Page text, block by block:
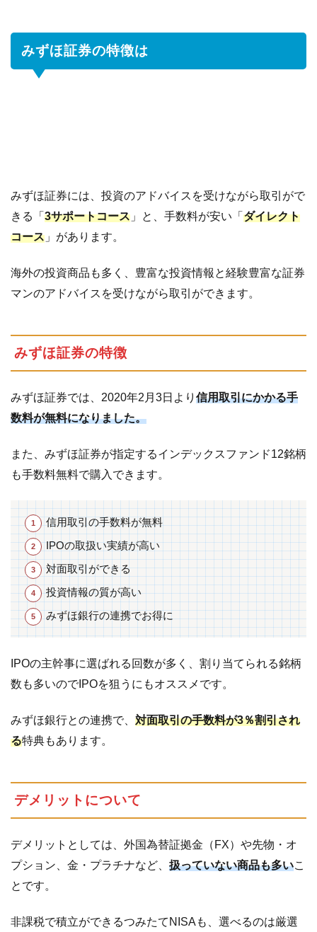
ほ
証
ト
に
つ
2 み
券
取
扱
い
品
内
株
式
の
取
引
手
数
4 積
立
商
品
て
ず
ほ
証
の
みずほ証券の特徴は
みずほ証券には、投資のアドバイスを受けながら取引がで
きる「 3サポートコース 」と、手数料が安い「 ダイレクト
コース 」があります。
海外の投資商品も多く、豊富な投資情報と経験豊富な証券
マンのアドバイスを受けながら取引ができます。
みずほ証券の特徴
みずほ証券では、2020年2月3日より 信用取引にかかる手
数料が無料になりました。
また、みずほ証券が指定するインデックスファンド12銘柄
も手数料無料で購入できます。
信用取引の手数料が無料
IPOの取扱い実績が高い
対面取引ができる
投資情報の質が高い
みずほ銀行の連携でお得に
IPOの主幹事に選ばれる回数が多く、割り当てられる銘柄
数も多いのでIPOを狙うにもオススメです。
みずほ銀行との連携で、 対面取引の手数料が3％割引され
る特典もあります。
デメリットについて
デメリットとしては、外国為替証拠金（FX）や先物・オ
プション、金・プラチナなど、 扱っていない商品も多いこ
とです。
非課税で積立ができるつみたてNISAも、選べるのは厳選